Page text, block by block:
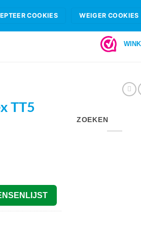
TT5
ZOEKEN
COOKIES WEIGER COOKIES